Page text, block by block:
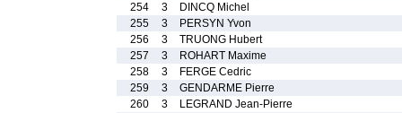
254
3
DINCQ Michel
255
3
PERSYN Yvon
256
3
TRUONG Hubert
257
3
ROHART Maxime
258
3
FERGE Cedric
259
3
GENDARME Pierre
260
3
LEGRAND Jean-Pierre